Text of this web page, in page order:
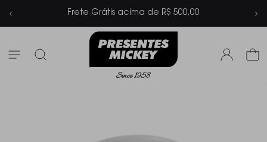
R$ 500,00 Parcelamento em até